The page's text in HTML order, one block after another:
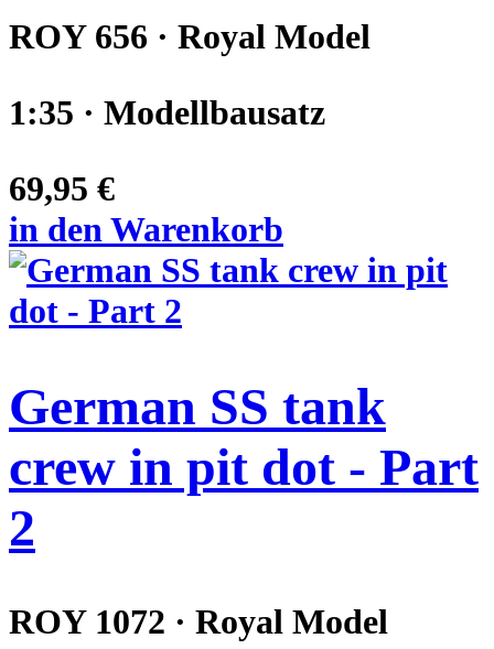
ROY 656 · Royal Model
1:35 · Modellbausatz
69,95 €
in den Warenkorb
German SS tank
crew in pit dot - Part
2
ROY 1072 · Royal Model